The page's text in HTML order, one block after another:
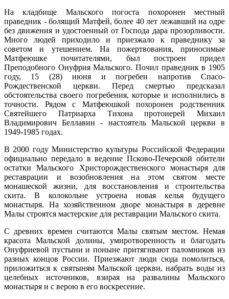
На кладбище Мальского погоста похоронен местный
праведник - болящий Матфей, более 40 лет лежавший на одре
без движения и удостоенный от Господа дара прозорливости.
Много людей приходило и приезжало к праведнику за
советом и утешением. На пожертвования, приносимые
Матфеюшке почитателями, был построен придел
Преподобного Онуфрия Мальского. Почил праведник в 1905
году, 15 (28) июня и погребен напротив Спасо-
Рождественской церкви. Перед смертью предсказал
обстоятельства своего погребения, которые и исполнились в
точности. Рядом с Матфеюшкой похоронен родственник
Святейшего Патриарха Тихона протоиерей Михаил
Владимирович Беллавин - настоятель Мальской церкви в
1949-1985 годах.
В 2000 году Министерство культуры Российской Федерации
официально передало в ведение Псково-Печерской обители
остатки Мальского Христорождественского монастыря для
реставрации и возобновления на этом святом месте
монашеской жизни, для восстановления и строительства
скита. В колокольне устроена новая келья будущего
монастыря. На хозяйственном дворе монастыря в деревне
Малы строятся мастерские для реставрации Мальского скита.
С древних времен считаются Малы святым местом. Немая
красота Мальской долины, умиротворенность и благодать
Онуфриевой пустыни и поныне притягивают паломников из
разных концов России. Приезжают люди сюда помолиться,
приложиться к святыням Мальской церкви, набрать воды из
целебных источников, взирая на развалины Мальского
монастыря и с верою в его воскресение.